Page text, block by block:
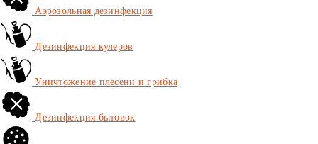
Аэрозольная дезинфекция
Дезинфекция кулеров
Уничтожение плесени и грибка
Дезинфекция бытовок